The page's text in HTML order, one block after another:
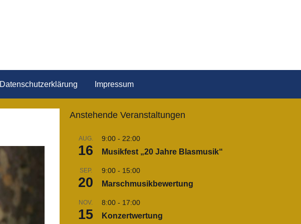
Datenschutzerklärung Impressum
Anstehende Veranstaltungen
AUG.
16
9:00 - 22:00
Musikfest „20 Jahre Blasmusik“
SEP.
20
9:00 - 15:00
Marschmusikbewertung
NOV.
15
8:00 - 17:00
Konzertwertung